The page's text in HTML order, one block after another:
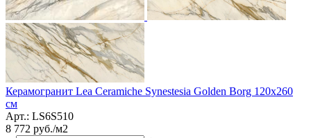
Керамогранит Lea Ceramiche Synestesia Golden Borg 120x260
см
Арт.: LS6S510
8 772 руб./м2